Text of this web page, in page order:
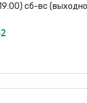
сб-вс